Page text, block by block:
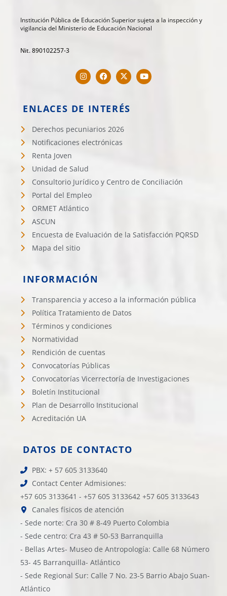
Institución Pública de Educación Superior sujeta a la inspección y
vigilancia del Ministerio de Educación Nacional
Nit. 890102257-3
ENLACES DE INTERÉS
Derechos pecuniarios 2026
Notificaciones electrónicas
Renta Joven
Unidad de Salud
Consultorio Jurídico y Centro de Conciliación
Portal del Empleo
ORMET Atlántico
ASCUN
Encuesta de Evaluación de la Satisfacción PQRSD
Mapa del sitio
INFORMACIÓN
Transparencia y acceso a la información pública
Política Tratamiento de Datos
Términos y condiciones
Normatividad
Rendición de cuentas
Convocatorías Públicas
Convocatorías Vicerrectoría de Investigaciones
Boletín Institucional
Plan de Desarrollo Institucional
Acreditación UA
DATOS DE CONTACTO
PBX: + 57 605 3133640
Contact Center Admisiones:
+57 605 3133641 - +57 605 3133642 +57 605 3133643
Canales físicos de atención
- Sede norte: Cra 30 # 8-49 Puerto Colombia
- Sede centro: Cra 43 # 50-53 Barranquilla
- Bellas Artes- Museo de Antropología: Calle 68 Número
53- 45 Barranquilla- Atlántico
- Sede Regional Sur: Calle 7 No. 23-5 Barrio Abajo Suan-
Atlántico